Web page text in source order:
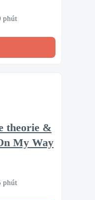
phút
theorie &
My Way
phút